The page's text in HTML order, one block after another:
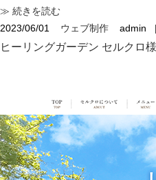
≫ 続きを読む
2023/06/01
ウェブ制作 admin
ヒーリングガーデン セルクロ様